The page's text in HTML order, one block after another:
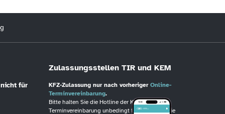
für
Zulassungsstellen TIR und KEM
KFZ-Zulassung nur nach vorheriger Online-
Terminvereinbarung.
Bitte halten Sie die Hotline der KFZ-
Terminvereinbarung unbedingt frei, wenn Sie die